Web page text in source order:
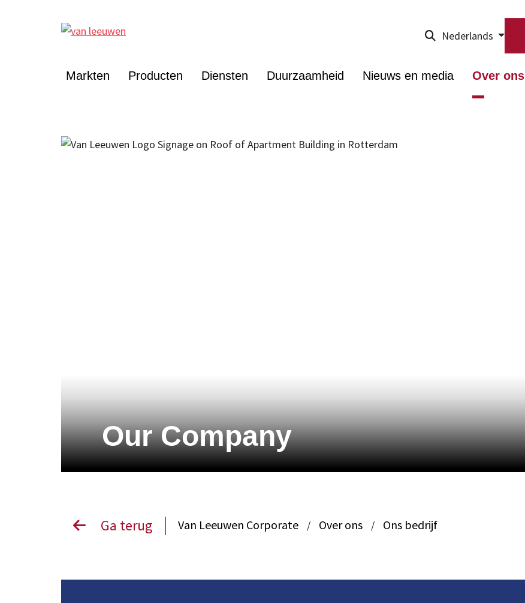
Nederlands
Markten Producten Diensten Duurzaamheid Nieuws en media Over ons
Our Company
Ga terug Van Leeuwen Corporate / Over ons / Ons bedrijf